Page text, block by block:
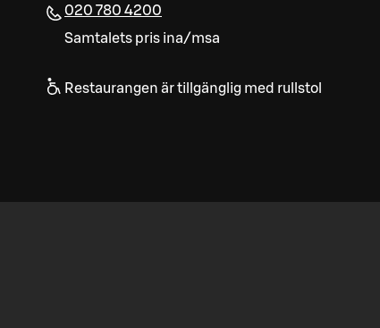
020 780 4200
Samtalets pris ina/msa
Restaurangen är tillgänglig med rullstol